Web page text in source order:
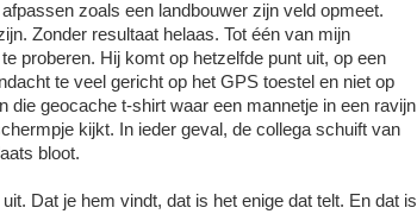
zoals een landbouwer zijn veld opmeet.
Zonder resultaat helaas. Tot één van mijn
proberen. Hij komt op hetzelfde punt uit, op een
te veel gericht op het GPS toestel en niet op
die geocache t-shirt waar een mannetje in een ravijn
kijkt. In ieder geval, de collega schuift van
bloot.
Dat je hem vindt, dat is het enige dat telt. En dat is